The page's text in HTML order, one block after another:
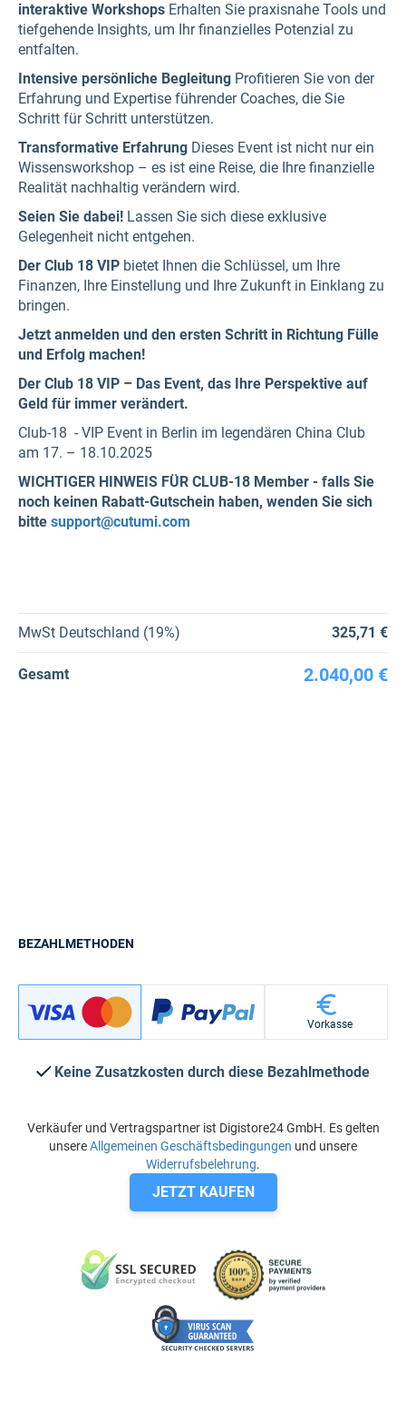
interaktive Workshops Erhalten Sie praxisnahe Tools und
tiefgehende Insights, um Ihr finanzielles Potenzial zu
entfalten.
Intensive persönliche Begleitung Profitieren Sie von der
Erfahrung und Expertise führender Coaches, die Sie
Schritt für Schritt unterstützen.
Transformative Erfahrung Dieses Event ist nicht nur ein
Wissensworkshop – es ist eine Reise, die Ihre finanzielle
Realität nachhaltig verändern wird.
Seien Sie dabei! Lassen Sie sich diese exklusive
Gelegenheit nicht entgehen.
Der Club 18 VIP bietet Ihnen die Schlüssel, um Ihre
Finanzen, Ihre Einstellung und Ihre Zukunft in Einklang zu
bringen.
Jetzt anmelden und den ersten Schritt in Richtung Fülle
und Erfolg machen!
Der Club 18 VIP – Das Event, das Ihre Perspektive auf
Geld für immer verändert.
Club-18 - VIP Event in Berlin im legendären China Club
am 17. – 18.10.2025
WICHTIGER HINWEIS FÜR CLUB-18 Member - falls Sie
noch keinen Rabatt-Gutschein haben, wenden Sie sich
bitte support@cutumi.com
MwSt Deutschland (19%) 325,71 €
Gesamt 2.040,00 €
BEZAHLMETHODEN
Vorkasse
Keine Zusatzkosten durch diese Bezahlmethode
Verkäufer und Vertragspartner ist Digistore24 GmbH. Es gelten
unsereAllgemeinen Geschäftsbedingungen und unsere
Widerrufsbelehrung.
JETZT KAUFEN